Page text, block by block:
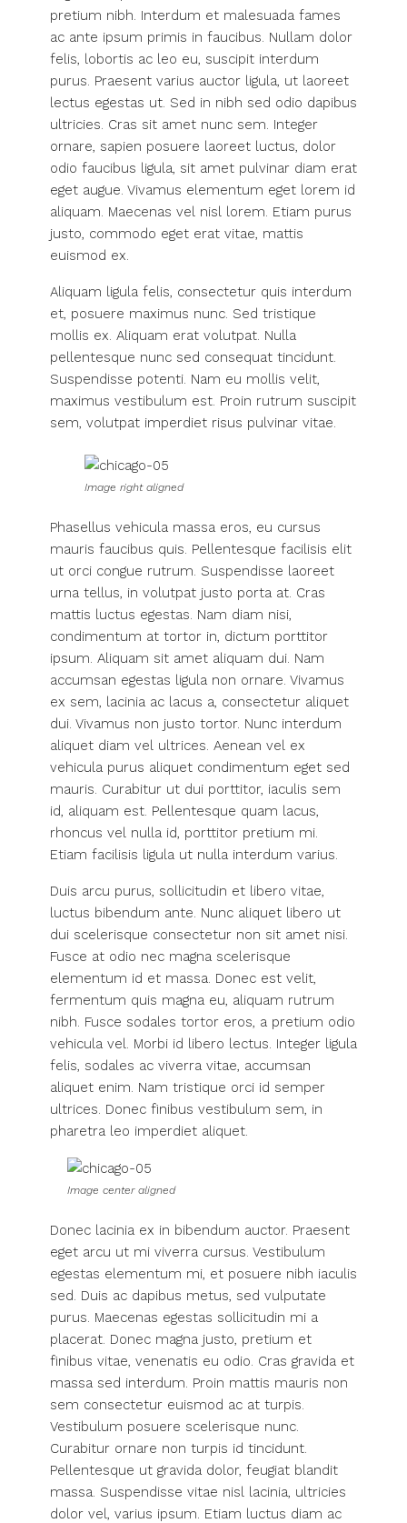
pretium nibh. Interdum et malesuada fames
ac ante ipsum primis in faucibus. Nullam dolor
felis, lobortis ac leo eu, suscipit interdum
purus. Praesent varius auctor ligula, ut laoreet
lectus egestas ut. Sed in nibh sed odio dapibus
ultricies. Cras sit amet nunc sem. Integer
ornare, sapien posuere laoreet luctus, dolor
odio faucibus ligula, sit amet pulvinar diam erat
eget augue. Vivamus elementum eget lorem id
aliquam. Maecenas vel nisl lorem. Etiam purus
justo, commodo eget erat vitae, mattis
euismod ex.
Aliquam ligula felis, consectetur quis interdum
et, posuere maximus nunc. Sed tristique
mollis ex. Aliquam erat volutpat. Nulla
pellentesque nunc sed consequat tincidunt.
Suspendisse potenti. Nam eu mollis velit,
maximus vestibulum est. Proin rutrum suscipit
sem, volutpat imperdiet risus pulvinar vitae.
Image right aligned
Phasellus vehicula massa eros, eu cursus
mauris faucibus quis. Pellentesque facilisis elit
ut orci congue rutrum. Suspendisse laoreet
urna tellus, in volutpat justo porta at. Cras
mattis luctus egestas. Nam diam nisi,
condimentum at tortor in, dictum porttitor
ipsum. Aliquam sit amet aliquam dui. Nam
accumsan egestas ligula non ornare. Vivamus
ex sem, lacinia ac lacus a, consectetur aliquet
dui. Vivamus non justo tortor. Nunc interdum
aliquet diam vel ultrices. Aenean vel ex
vehicula purus aliquet condimentum eget sed
mauris. Curabitur ut dui porttitor, iaculis sem
id, aliquam est. Pellentesque quam lacus,
rhoncus vel nulla id, porttitor pretium mi.
Etiam facilisis ligula ut nulla interdum varius.
Duis arcu purus, sollicitudin et libero vitae,
luctus bibendum ante. Nunc aliquet libero ut
dui scelerisque consectetur non sit amet nisi.
Fusce at odio nec magna scelerisque
elementum id et massa. Donec est velit,
fermentum quis magna eu, aliquam rutrum
nibh. Fusce sodales tortor eros, a pretium odio
vehicula vel. Morbi id libero lectus. Integer ligula
felis, sodales ac viverra vitae, accumsan
aliquet enim. Nam tristique orci id semper
ultrices. Donec finibus vestibulum sem, in
pharetra leo imperdiet aliquet.
Image center aligned
Donec lacinia ex in bibendum auctor. Praesent
eget arcu ut mi viverra cursus. Vestibulum
egestas elementum mi, et posuere nibh iaculis
sed. Duis ac dapibus metus, sed vulputate
purus. Maecenas egestas sollicitudin mi a
placerat. Donec magna justo, pretium et
finibus vitae, venenatis eu odio. Cras gravida et
massa sed interdum. Proin mattis mauris non
sem consectetur euismod ac at turpis.
Vestibulum posuere scelerisque nunc.
Curabitur ornare non turpis id tincidunt.
Pellentesque ut gravida dolor, feugiat blandit
massa. Suspendisse vitae nisl lacinia, ultricies
dolor vel, varius ipsum. Etiam luctus diam ac